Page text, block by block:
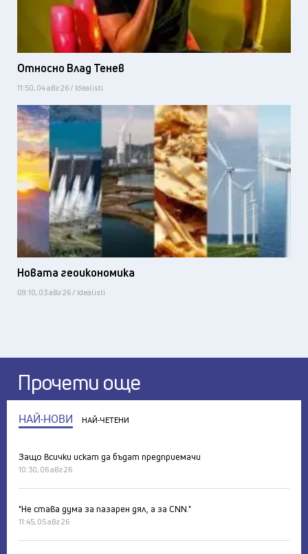
Относно Влад Тенев
11:50, 04 авг 26 / Idealisti
Новата геоикономика
09:10, 03 авг 26 / Idealisti
Прочети още
НАЙ-НОВИ НАЙ-ЧЕТЕНИ
Защо всички искат да бъдат предприемачи
10:30, 06 авг 26
"Не става дума за пазарен дял, а за CNN."
11:45, 05 авг 26